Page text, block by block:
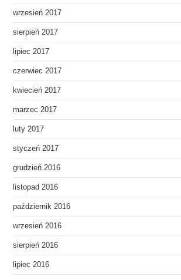
wrzesień 2017
sierpień 2017
lipiec 2017
czerwiec 2017
kwiecień 2017
marzec 2017
luty 2017
styczeń 2017
grudzień 2016
listopad 2016
październik 2016
wrzesień 2016
sierpień 2016
lipiec 2016